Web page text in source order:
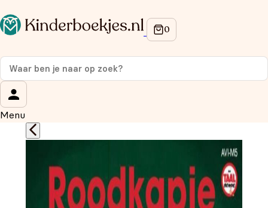
Menu
Op de hoogte blijven van onze acties?
Meld je aan voor onze nieuwsbrief en ontvang
korting
Wat is je voornaam?
Wat is je e-mailadres?*
Aanmelden